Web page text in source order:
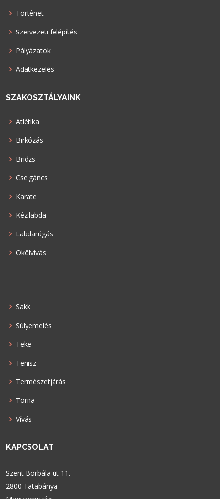
Történet
Szervezeti felépítés
Pályázatok
Adatkezelés
SZAKOSZTÁLYAINK
Atlétika
Birkózás
Bridzs
Cselgáncs
Karate
Kézilabda
Labdarúgás
Ökölvívás
Sakk
Súlyemelés
Teke
Tenisz
Természetjárás
Torna
Vívás
KAPCSOLAT
Szent Borbála út 11.
2800 Tatabánya